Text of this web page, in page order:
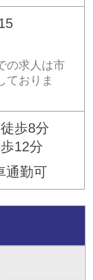
の求人は市
ておりま
歩8分
12分
通勤可